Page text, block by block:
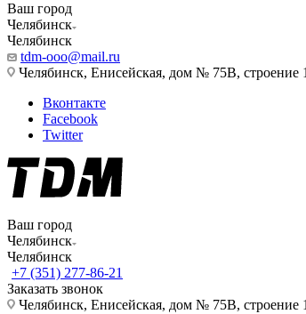
Ваш город
Челябинск
Челябинск
tdm-ooo@mail.ru
Челябинск, Енисейская, дом № 75В, строение
Вконтакте
Facebook
Twitter
Ваш город
Челябинск
Челябинск
+7 (351) 277-86-21
Заказать звонок
Челябинск, Енисейская, дом № 75В, строение